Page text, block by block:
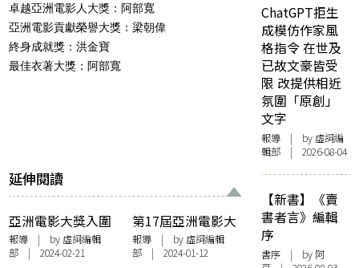
卓越亞洲電影人大獎：阿部寬
亞洲電影貢獻榮譽大獎：梁朝偉
終身成就獎：洪金寶
最佳衣著大獎：阿部寬
延伸閱讀
亞洲電影大獎入圍
電影精選放映 黑沢
清、是枝裕和、坂
報導 | by 虛詞編輯
部 | 2024-02-21
第17屆亞洲電影大
獎入圍名單出爐 梁
朝偉硬撼吳慷仁役
報導| by 虛詞編輯
部 | 2024-01-12
ChatGPT拒生
成模仿作家風
格指令 在世及
已故文豪皆受
限 改提供相近
氛圍「原創」
文字
報導 | by 虛詞編
輯部 | 2026-08-04
【新書】《賣
書者言》編輯
序
書序 | by 阿